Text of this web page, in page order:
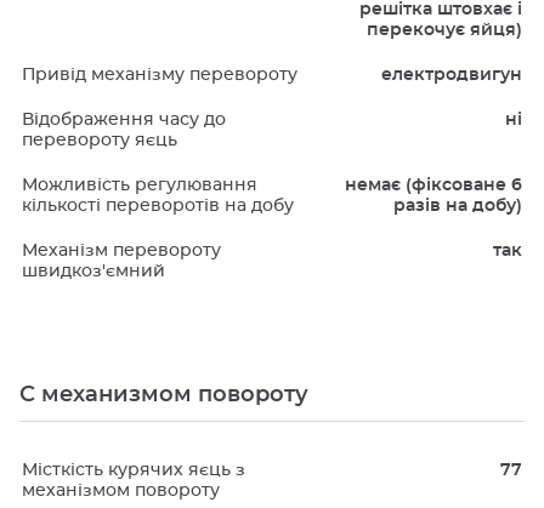
решітка штовхає і
перекочує яйця)
Привід механізму перевороту електродвигун
Відображення часу до
перевороту яєць
ні
Можливість регулювання
кількості переворотів на добу
немає (фіксоване 6
разів на добу)
Механізм перевороту
швидкоз'ємний
так
С механизмом повороту
Місткість курячих яєць з
механізмом повороту
77